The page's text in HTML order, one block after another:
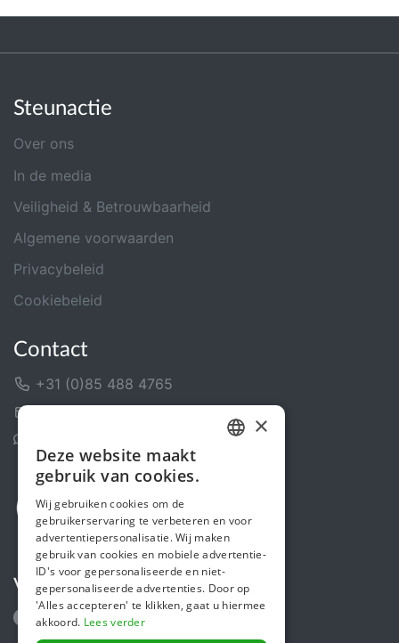
Steunactie
Over ons
In de media
Veiligheid & Betrouwbaarheid
Algemene voorwaarden
Privacybeleid
Cookiebeleid
Contact
+31 (0)85 488 4765
Volg ons
ENGLISH
×
Deze website maakt
gebruik van cookies.
Wij gebruiken cookies om de
gebruikerservaring te verbeteren en voor
advertentiepersonalisatie. Wij maken
gebruik van cookies en mobiele advertentie-
ID's voor gepersonaliseerde en niet-
gepersonaliseerde advertenties. Door op
'Alles accepteren' te klikken, gaat u hiermee
akkoord. Lees verder